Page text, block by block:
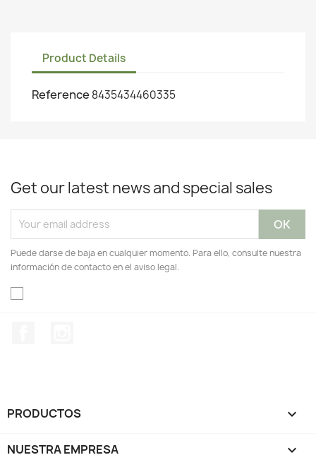
Product Details
Reference 8435434460335
Get our latest news and special sales
Puede darse de baja en cualquier momento. Para ello, consulte nuestra
información de contacto en el aviso legal.
PRODUCTOS 
NUESTRA EMPRESA 